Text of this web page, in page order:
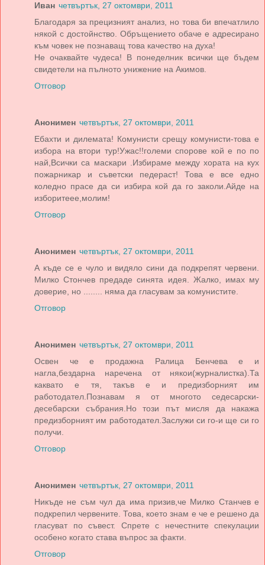
Иван четвъртък, 27 октомври, 2011
Благодаря за прецизният анализ, но това би впечатлило
някой с достойнство. Обръщението обаче е адресирано
към човек не познаващ това качество на духа!
Не очаквайте чудеса! В понеделник всички ще бъдем
свидетели на пълното унижение на Акимов.
Отговор
Анонимен четвъртък, 27 октомври, 2011
Ебахти и дилемата! Комунисти срещу комунисти-това е
избора на втори тур!Ужас!!големи спорове кой е по по
най,Всички са маскари .Избираме между хората на кух
пожарникар и съветски педераст! Това е все едно
коледно прасе да си избира кой да го заколи.Айде на
изборитеее,молим!
Отговор
Анонимен четвъртък, 27 октомври, 2011
А къде се е чуло и видяло сини да подкрепят червени.
Милко Стончев предаде синята идея. Жалко, имах му
доверие, но ........ няма да гласувам за комунистите.
Отговор
Анонимен четвъртък, 27 октомври, 2011
Освен че е продажна Ралица Бенчева е и
нагла,бездарна наречена от някои(журналистка).Та
каквато е тя, такъв е и предизборният им
работодател.Познавам я от многото седесарски-
десебарски събрания.Но този път мисля да накажа
предизборният им работодател.Заслужи си го-и ще си го
получи.
Отговор
Анонимен четвъртък, 27 октомври, 2011
Никъде не съм чул да има призив,че Милко Станчев е
подкрепил червените. Това, което знам е че е решено да
гласуват по съвест. Спрете с нечестните спекулации
особено когато става въпрос за факти.
Отговор